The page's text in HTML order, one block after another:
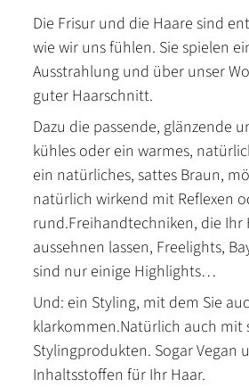
Die Frisur und die Haare sind
wie wir uns fühlen. Sie spielen
Ausstrahlung und über unser
guter Haarschnitt.
Dazu die passende, glänzende
kühles oder ein warmes,
ein natürliches, sattes Braun,
natürlich wirkend mit Reflexen
rund.Freihandtechniken, die Ihr
aussehnen lassen, Freelights,
sind nur einige Highlights…
Und: ein Styling, mit dem Sie
klarkommen.Natürlich auch mit
Stylingprodukten. Sogar Vegan
Inhaltsstoffen für Ihr Haar.